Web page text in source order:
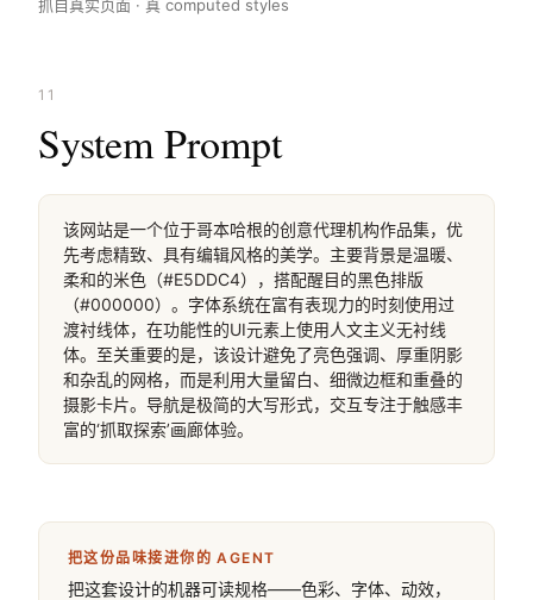
抓自真实页面 · 真 computed styles
11
System Prompt
该网站是一个位于哥本哈根的创意代理机构作品集，优
先考虑精致、具有编辑风格的美学。主要背景是温暖、
柔和的米色（#E5DDC4），搭配醒目的黑色排版
（#000000）。字体系统在富有表现力的时刻使用过
渡衬线体，在功能性的UI元素上使用人文主义无衬线
体。至关重要的是，该设计避免了亮色强调、厚重阴影
和杂乱的网格，而是利用大量留白、细微边框和重叠的
摄影卡片。导航是极简的大写形式，交互专注于触感丰
富的‘抓取探索’画廊体验。
把这份品味接进你的 AGENT
把这套设计的机器可读规格——色彩、字体、动效，